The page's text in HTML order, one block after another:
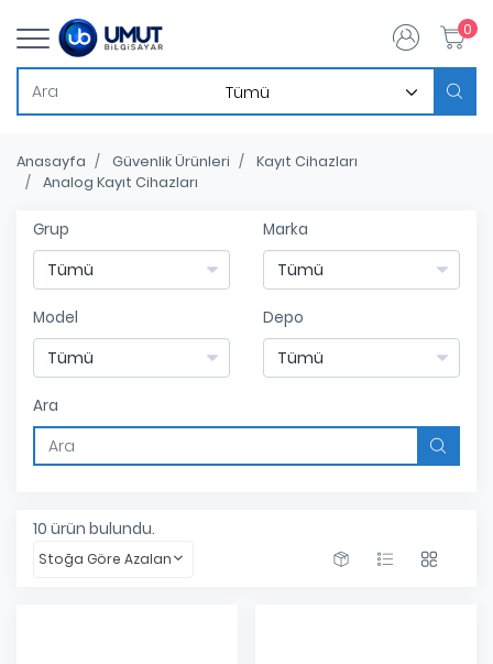
0
Anasayfa Güvenlik Ürünleri
Kayıt Cihazları
Analog Kayıt Cihazları
Grup Marka
Model Depo
Ara
10 ürün bulundu.
Stoğa Göre Azalan